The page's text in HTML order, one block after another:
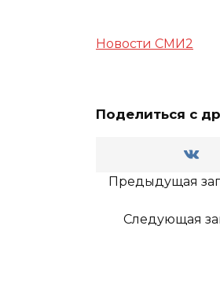
Новости СМИ2
Поделиться с
Предыдущая
Следующая